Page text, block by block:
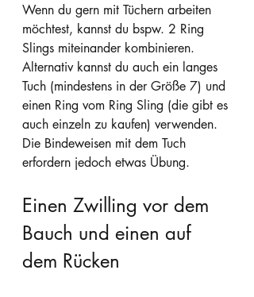
Wenn du gern mit Tüchern arbeiten
möchtest, kannst du bspw. 2 Ring
Slings miteinander kombinieren.
Alternativ kannst du auch ein langes
Tuch (mindestens in der Größe 7) und
einen Ring vom Ring Sling (die gibt es
auch einzeln zu kaufen) verwenden.
Die Bindeweisen mit dem Tuch
erfordern jedoch etwas Übung.
Einen Zwilling vor dem
Bauch und einen auf
dem Rücken